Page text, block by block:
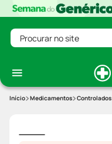
Procurar no site
Medicamentos Controlados